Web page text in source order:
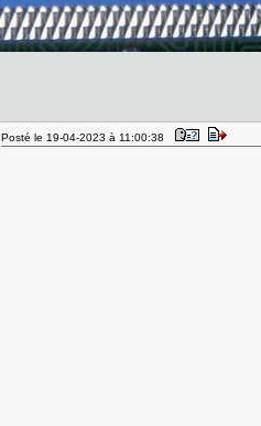
Posté le 19-04-2023 à 11:00:38